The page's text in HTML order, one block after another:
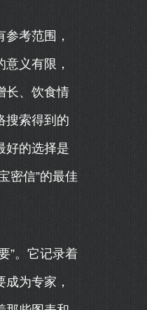
考范围，
义有限，
长、饮食情
搜索得到的
好的选择是
密信”的最佳
”。它记录着
为专家，